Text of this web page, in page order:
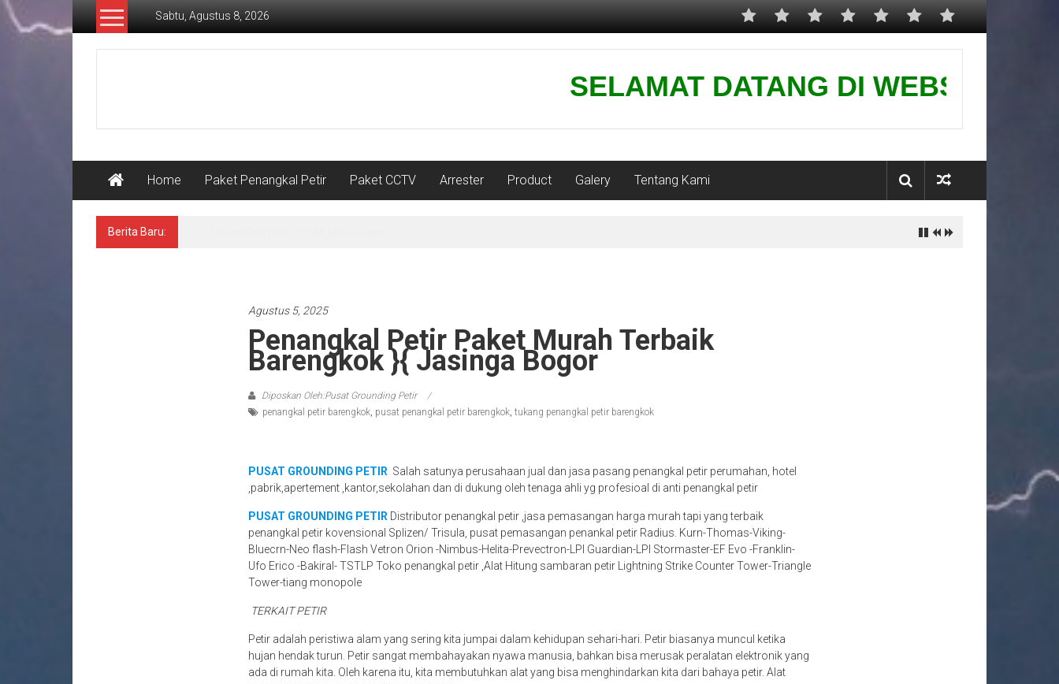
Lompat
Sabtu, Agustus 8, 2026
Petir
SELAMAT DATANG DI WEBSITE
Home Paket Penangkal Petir Paket CCTV Arrester Product Galery Tentang Kami
Berita Baru:
Agustus 5, 2025
Penangkal Petir Paket Murah Terbaik
Barengkok }{ Jasinga Bogor
Diposkan Oleh:Pusat Grounding Petir
penangkal petir barengkok, pusat penangkal petir barengkok, tukang penangkal petir barengkok
PUSAT GROUNDING PETIR Salah satunya perusahaan jual dan jasa pasang penangkal petir perumahan, hotel
,pabrik,apertement ,kantor,sekolahan dan di dukung oleh tenaga ahli yg profesioal di anti penangkal petir
PUSAT GROUNDING PETIR Distributor penangkal petir ,jasa pemasangan harga murah tapi yang terbaik
penangkal petir kovensional Splizen/ Trisula, pusat pemasangan penankal petir Radius. Kurn-Thomas-Viking-
Bluecrn-Neo flash-Flash Vetron Orion -Nimbus-Helita-Prevectron-LPI Guardian-LPI Stormaster-EF Evo -Franklin-
Ufo Erico -Bakiral- TSTLP Toko penangkal petir ,Alat Hitung sambaran petir Lightning Strike Counter Tower-Triangle
Tower-tiang monopole
TERKAIT PETIR
Petir adalah peristiwa alam yang sering kita jumpai dalam kehidupan sehari-hari. Petir biasanya muncul ketika
hujan hendak turun. Petir sangat membahayakan nyawa manusia, bahkan bisa merusak peralatan elektronik yang
ada di rumah kita. Oleh karena itu, kita membutuhkan alat yang bisa menghindarkan kita dari bahaya petir. Alat